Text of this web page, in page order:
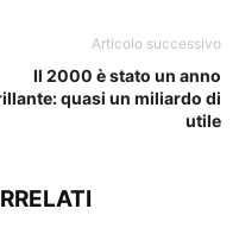
Articolo successivo
Il 2000 è stato un anno
quasi un miliardo di
utile